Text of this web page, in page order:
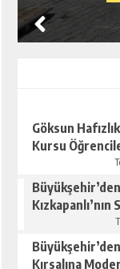
Göksun
Kursu
Çevre
Kırsalına